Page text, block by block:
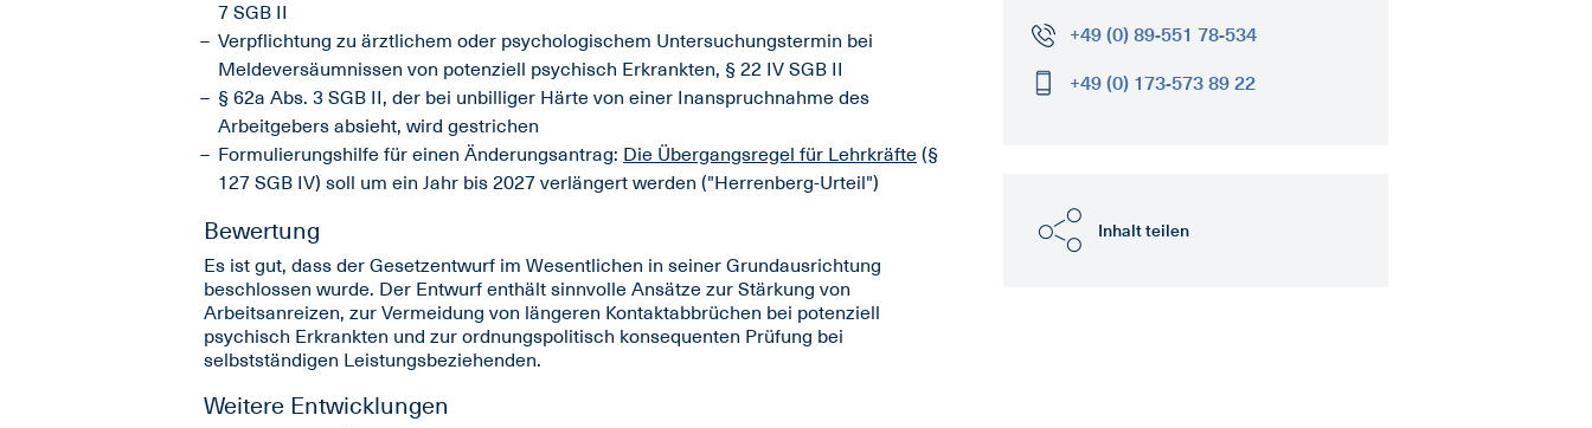
+49 (0) 89-551 78-534
+49 (0) 173-573 89 22
Inhalt teilen
7 SGB II
Verpflichtung zu ärztlichem oder psychologischem Untersuchungstermin bei
Meldeversäumnissen von potenziell psychisch Erkrankten, § 22 IV SGB II
§ 62a Abs. 3 SGB II, der bei unbilliger Härte von einer Inanspruchnahme des
Arbeitgebers absieht, wird gestrichen
Formulierungshilfe für einen Änderungsantrag: Die Übergangsregel für Lehrkräfte (§
127 SGB IV) soll um ein Jahr bis 2027 verlängert werden ("Herrenberg-Urteil")
Bewertung
Es ist gut, dass der Gesetzentwurf im Wesentlichen in seiner Grundausrichtung
beschlossen wurde. Der Entwurf enthält sinnvolle Ansätze zur Stärkung von
Arbeitsanreizen, zur Vermeidung von längeren Kontaktabbrüchen bei potenziell
psychisch Erkrankten und zur ordnungspolitisch konsequenten Prüfung bei
selbstständigen Leistungsbeziehenden.
Weitere Entwicklungen